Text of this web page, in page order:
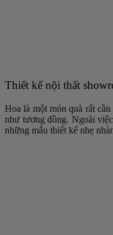
Thiết kế nội thất
Hoa là một món quà rất
như tương đồng. Ngoài
những mẫu thiết kế nhẹ